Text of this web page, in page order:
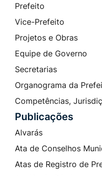
Prefeito
Vice-Prefeito
Projetos e Obras
Equipe de Governo
Secretarias
Organograma da
Competências,
Publicações
Alvarás
Ata de Conselhos
Atas de Registro de